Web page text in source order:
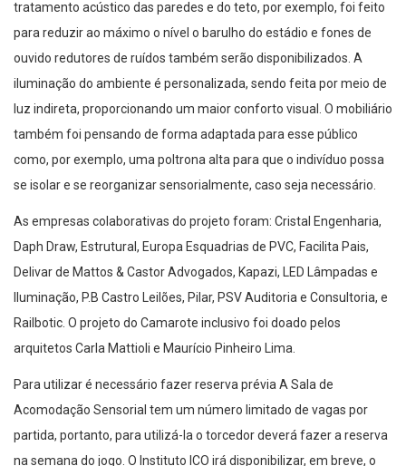
tratamento acústico das paredes e do teto, por exemplo, foi feito
para reduzir ao máximo o nível o barulho do estádio e fones de
ouvido redutores de ruídos também serão disponibilizados. A
iluminação do ambiente é personalizada, sendo feita por meio de
luz indireta, proporcionando um maior conforto visual. O mobiliário
também foi pensando de forma adaptada para esse público
como, por exemplo, uma poltrona alta para que o indivíduo possa
se isolar e se reorganizar sensorialmente, caso seja necessário.
As empresas colaborativas do projeto foram: Cristal Engenharia,
Daph Draw, Estrutural, Europa Esquadrias de PVC, Facilita Pais,
Delivar de Mattos & Castor Advogados, Kapazi, LED Lâmpadas e
Iluminação, P.B Castro Leilões, Pilar, PSV Auditoria e Consultoria, e
Railbotic. O projeto do Camarote inclusivo foi doado pelos
arquitetos Carla Mattioli e Maurício Pinheiro Lima.
Para utilizar é necessário fazer reserva prévia A Sala de
Acomodação Sensorial tem um número limitado de vagas por
partida, portanto, para utilizá-la o torcedor deverá fazer a reserva
na semana do jogo. O Instituto ICO irá disponibilizar, em breve, o